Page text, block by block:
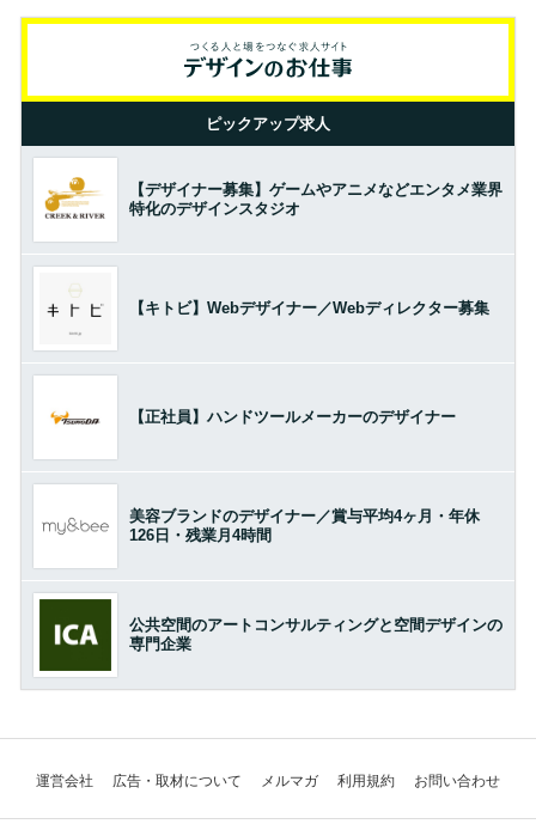
ピックアップ求人
【デザイナー募集】ゲームやアニメなどエンタメ業界
特化のデザインスタジオ
【キトビ】Webデザイナー／Webディレクター募集
【正社員】ハンドツールメーカーのデザイナー
美容ブランドのデザイナー／賞与平均4ヶ月・年休
126日・残業月4時間
公共空間のアートコンサルティングと空間デザインの
専門企業
運営会社 広告・取材について メルマガ 利用規約 お問い合わせ